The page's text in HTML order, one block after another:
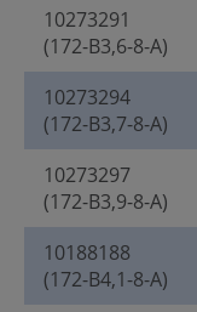
10273291
(172-B3,6-8-A)
10273294
(172-B3,7-8-A)
10273297
(172-B3,9-8-A)
10188188
(172-B4,1-8-A)